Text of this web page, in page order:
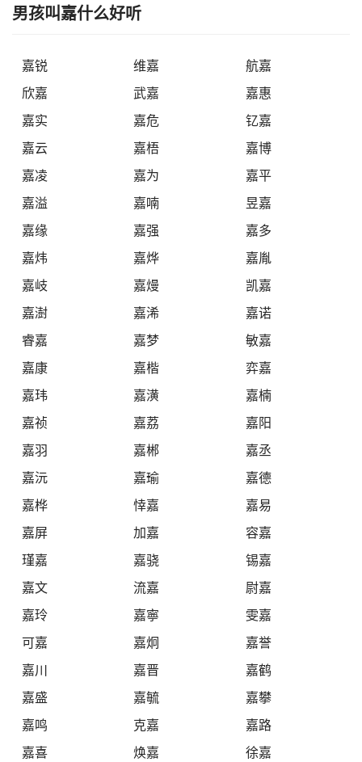
男孩叫嘉什么好听
嘉锐 维嘉
航嘉
欣嘉
武嘉
嘉惠
嘉实
嘉危
钇嘉
嘉云
嘉梧
嘉博
嘉凌
嘉为
嘉平
嘉溢
嘉喃
昱嘉
嘉缘
嘉强
嘉多
嘉炜
嘉烨
嘉胤
嘉岐
嘉熳
凯嘉
嘉澍
嘉浠
嘉诺
睿嘉
嘉梦
敏嘉
嘉康
嘉楷
弈嘉
嘉玮
嘉潢
嘉楠
嘉祯
嘉荔
嘉阳
嘉羽
嘉郴
嘉丞
嘉沅
嘉瑜
嘉德
嘉桦
悻嘉
嘉易
嘉屏
加嘉
容嘉
瑾嘉
嘉骁
锡嘉
嘉文
流嘉
尉嘉
嘉玲
嘉寧
雯嘉
可嘉
嘉炯
嘉誉
嘉川
嘉晋
嘉鹤
嘉盛
嘉毓
嘉攀
嘉鸣
克嘉
嘉路
嘉喜
焕嘉 徐嘉